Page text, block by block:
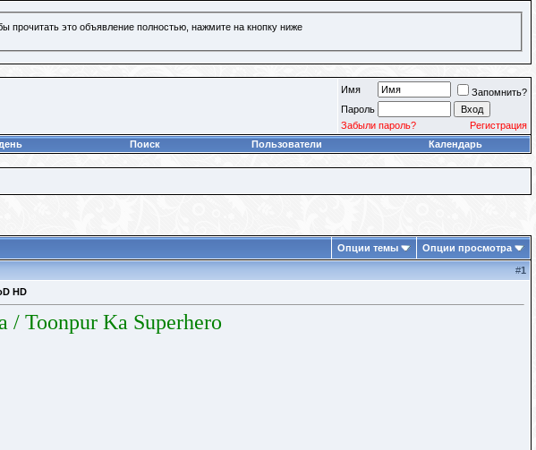
прочитать это объявление полностью, нажмите на кнопку ниже
Имя
Запомнить?
Пароль
Забыли пароль?
Регистрация
Поиск Пользователи Календарь
Опции темы Опции просмотра
#1
HD
/ Toonpur Ka Superhero